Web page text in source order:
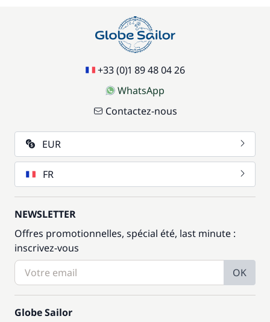
+33 (0)1 89 48 04 26
WhatsApp
Contactez-nous
EUR
FR
NEWSLETTER
Offres promotionnelles, spécial été, last minute :
inscrivez-vous
OK
Globe Sailor